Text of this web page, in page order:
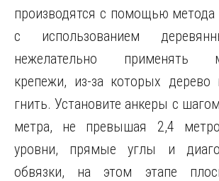
производятся с помощью метода
с использованием
нежелательно применять
крепежи, из-за которых дерево
гнить. Установите анкеры с
метра, не превышая 2,4
уровни, прямые углы и
обвязки, на этом этапе